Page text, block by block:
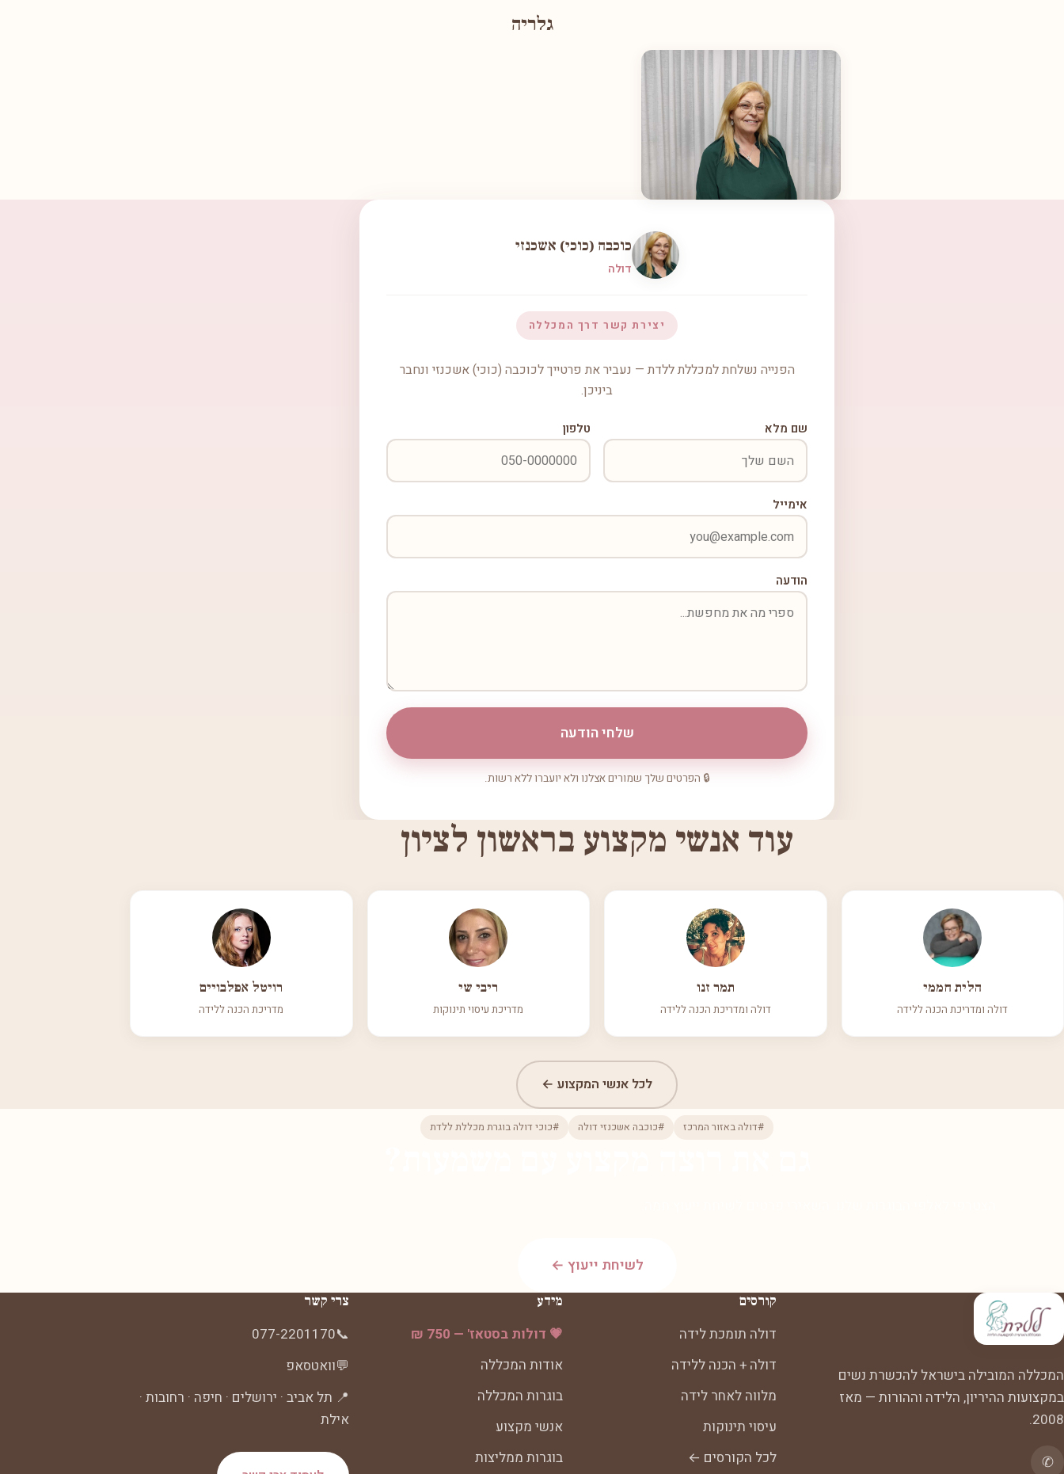
גלריה
כוכבה (כוכי) אשכנזי
דולה
יצירת קשר דרך המכללה
הפנייה נשלחת למכללת ללדת — נעביר את פרטייך לכוכבה (כוכי) אשכנזי ונחבר
ביניכן.
שם מלא טלפון
אימייל
הודעה
שלחי הודעה
🔒 הפרטים שלך שמורים אצלנו ולא יועברו ללא רשות.
עוד אנשי מקצוע בראשון לציון
הלית חממי
דולה ומדריכת הכנה ללידה
תמר זנו
דולה ומדריכת הכנה ללידה
ריבי שי
מדריכת עיסוי תינוקות
רויטל אפלבויים
מדריכת הכנה ללידה
לכל אנשי המקצוע ←
#דולה באזור המרכז #כוכבה אשכנזי דולה #כוכי דולה בוגרת מכללת ללדת
לשיחת ייעוץ ←
המכללה המובילה בישראל להכשרת נשים
במקצועות ההיריון, הלידה וההורות — מאז
2008.
✆
קורסים
דולה תומכת לידה
דולה + הכנה ללידה
מלווה לאחר לידה
עיסוי תינוקות
לכל הקורסים ←
מידע
💗 דולות בסטאז' — 750 ₪
אודות המכללה
בוגרות המכללה
אנשי מקצוע
בוגרות ממליצות
צרי קשר
📞
077-2201170
💬וואטסאפ
📍 תל אביב · ירושלים · חיפה · רחובות ·
אילת